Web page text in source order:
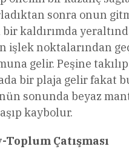
sonra onun
kaldırımda
işlek noktalarından
gelir. Peşine
bir plaja gelir fakat
sonunda beyaz
kaybolur.
Çatışması